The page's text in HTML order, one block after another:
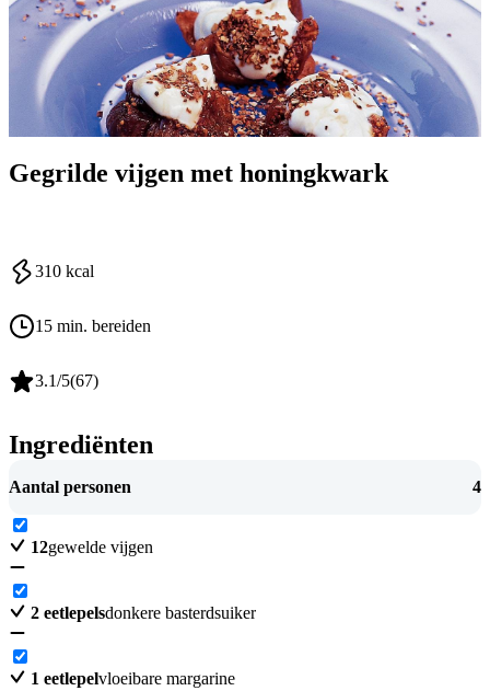
Gegrilde vijgen met honingkwark
310 kcal
15 min. bereiden
3.1/5(67)
Ingrediënten
Aantal personen 4
12gewelde vijgen
2 eetlepelsdonkere basterdsuiker
1 eetlepelvloeibare margarine